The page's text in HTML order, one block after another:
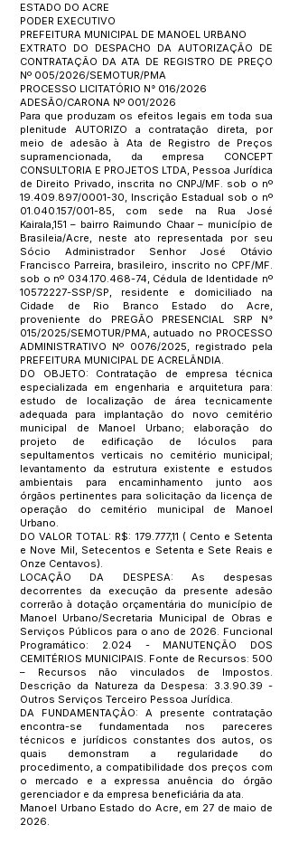
ESTADO DO ACRE
PODER EXECUTIVO
PREFEITURA MUNICIPAL DE MANOEL URBANO
EXTRATO DO DESPACHO DA AUTORIZAÇÃO DE
CONTRATAÇÃO DA ATA DE REGISTRO DE PREÇO
Nº 005/2026/SEMOTUR/PMA
PROCESSO LICITATÓRIO N° 016/2026
ADESÃO/CARONA Nº 001/2026
Para que produzam os efeitos legais em toda sua
plenitude AUTORIZO a contratação direta, por
meio de adesão à Ata de Registro de Preços
supramencionada, da empresa CONCEPT
CONSULTORIA E PROJETOS LTDA, Pessoa Jurídica
de Direito Privado, inscrita no CNPJ/MF. sob o nº
19.409.897/0001-30, Inscrição Estadual sob o nº
01.040.157/001-85, com sede na Rua José
Kairala,151 – bairro Raimundo Chaar – município de
Brasileia/Acre, neste ato representada por seu
Sócio Administrador Senhor José Otávio
Francisco Parreira, brasileiro, inscrito no CPF/MF.
sob o nº 034.170.468-74, Cédula de Identidade nº
10572227-SSP/SP, residente e domiciliado na
Cidade de Rio Branco Estado do Acre,
proveniente do PREGÃO PRESENCIAL SRP N°
015/2025/SEMOTUR/PMA, autuado no PROCESSO
ADMINISTRATIVO Nº 0076/2025, registrado pela
PREFEITURA MUNICIPAL DE ACRELÂNDIA.
DO OBJETO: Contratação de empresa técnica
especializada em engenharia e arquitetura para:
estudo de localização de área tecnicamente
adequada para implantação do novo cemitério
municipal de Manoel Urbano; elaboração do
projeto de edificação de lóculos para
sepultamentos verticais no cemitério municipal;
levantamento da estrutura existente e estudos
ambientais para encaminhamento junto aos
órgãos pertinentes para solicitação da licença de
operação do cemitério municipal de Manoel
Urbano.
DO VALOR TOTAL: R$: 179.777,11 ( Cento e Setenta
e Nove Mil, Setecentos e Setenta e Sete Reais e
Onze Centavos).
LOCAÇÃO DA DESPESA: As despesas
decorrentes da execução da presente adesão
correrão à dotação orçamentária do município de
Manoel Urbano/Secretaria Municipal de Obras e
Serviços Públicos para o ano de 2026. Funcional
Programático: 2.024 - MANUTENÇÃO DOS
CEMITÉRIOS MUNICIPAIS. Fonte de Recursos: 500
– Recursos não vinculados de Impostos.
Descrição da Natureza da Despesa: 3.3.90.39 -
Outros Serviços Terceiro Pessoa Jurídica.
DA FUNDAMENTAÇÃO: A presente contratação
encontra-se fundamentada nos pareceres
técnicos e jurídicos constantes dos autos, os
quais demonstram a regularidade do
procedimento, a compatibilidade dos preços com
o mercado e a expressa anuência do órgão
gerenciador e da empresa beneficiária da ata.
Manoel Urbano Estado do Acre, em 27 de maio de
2026.